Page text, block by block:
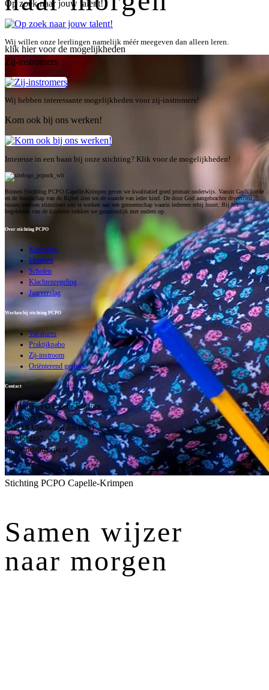
klik hier voor de mogelijkheden
Stichting PCPO Capelle-Krimpen
Samen wijzer
naar morgen
Op zoek naar jouw talent!
Wij willen onze leerlingen namelijk méér meegeven dan alleen leren.
Zij-instromers
Wij hebben interessante mogelijkheden voor zij-instromers!
Kom ook bij ons werken!
Interesse in een baan bij onze stichting? Klik voor de mogelijkheden!
Binnen Stichting PCPO Capelle-Krimpen geven we kwalitatief goed primair onderwijs. Vanuit Gods liefde
en de boodschap van de Bijbel zien we de waarde van ieder kind. De door God aangebrachte diversiteit
tussen mensen stimuleert ons te werken aan een gemeenschap waarin iedereen erbij hoort. Bij het
begeleiden van de kinderen trekken we gezamenlijk met ouders op.
Over stichting PCPO
Koersplan
Identiteit
Scholen
Klachtenregeling
Jaarverslag
Werken bij stichting PCPO
Vacatures
Praktijkpabo
Zij-instroom
Oriënterend gesprek
Contact
Stichting PCPO Capelle-Krimpen
Kanaalweg 67
2903 LR Capelle aan den IJssel
010-4512197
info@stichtingpcpo.nl